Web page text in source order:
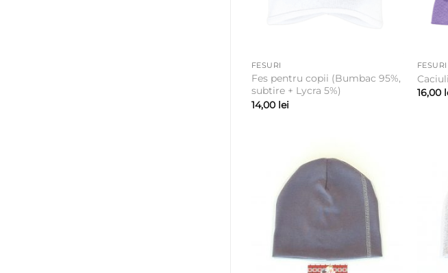
FESURI
Fes pentru copii (Bumbac 95%,
subtire + Lycra 5%)
14,00 lei
FESURI
16,00